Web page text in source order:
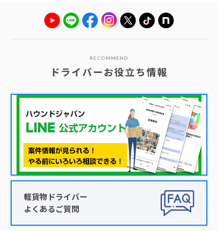
RECOMMEND
ドライバーお役立ち情報
軽貨物ドライバー
よくあるご質問